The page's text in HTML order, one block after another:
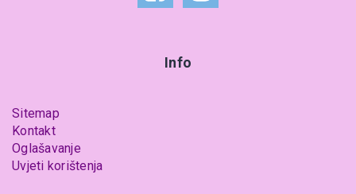
Info
Sitemap
Kontakt
Oglašavanje
Uvjeti korištenja